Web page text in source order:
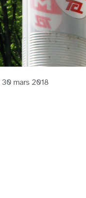
30 mars 2018